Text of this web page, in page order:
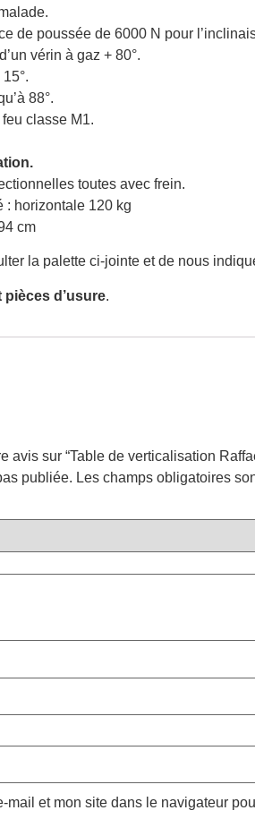
de poussée de 6000 N pour
vérin à gaz + 80°.
88°.
classe M1.
toutes avec frein.
: horizontale 120 kg
cm
la palette ci-jointe et de nous
d’usure.
avis sur “Table de verticalisation
publiée. Les champs obligatoires
mail et mon site dans le navigateur